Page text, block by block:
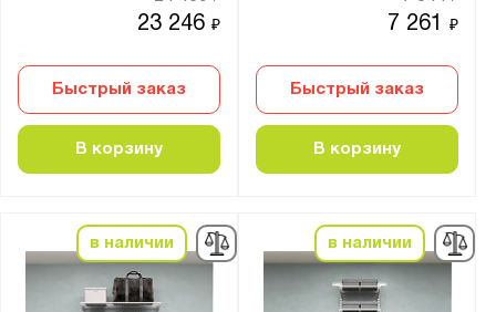
23 246₽
Быстрый заказ
В корзину
7 261₽
Быстрый заказ
В корзину
в наличии в наличии